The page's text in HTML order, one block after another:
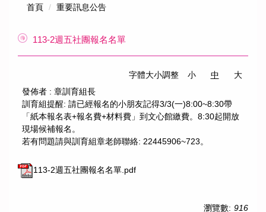
首頁 重要訊息公告
113-2週五社團報名名單
字體大小調整 小 中
大
發佈者 : 章訓育組長
訓育組提醒: 請已經報名的小朋友記得3/3(一)8:00~8:30帶
「紙本報名表+報名費+材料費」到文心館繳費。8:30起開放
現場候補報名。
若有問題請與訓育組章老師聯絡: 22445906~723。
113-2週五社團報名名單.pdf
瀏覽數: 916